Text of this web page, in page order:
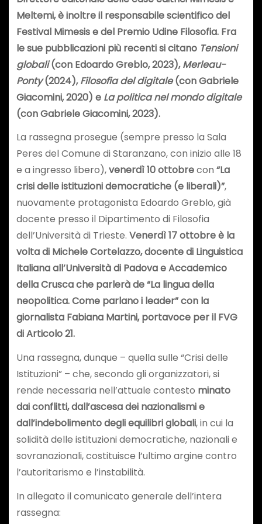
Meltemi, è inoltre il responsabile scientifico del
Festival Mimesis e del Premio Udine Filosofia. Fra
le sue pubblicazioni più recenti si citano Tensioni
globali(con Edoardo Greblo, 2023),Merleau-
Ponty(2024),Filosofia del digitale(con Gabriele
Giacomini, 2020) e La politica nel mondo digitale
(con Gabriele Giacomini, 2023).
La rassegna prosegue (sempre presso la Sala
Peres del Comune di Staranzano, con inizio alle 18
e a ingresso libero),venerdì 10 ottobrecon “La
crisi delle istituzioni democratiche (e liberali)”,
nuovamente protagonista Edoardo Greblo, già
docente presso il Dipartimento di Filosofia
dell’Università di Trieste. Venerdì 17 ottobre è la
volta di Michele Cortelazzo, docente di Linguistica
Italiana all’Università di Padova e Accademico
della Crusca che parlerà de “La lingua della
neopolitica. Come parlano i leader” con la
giornalista Fabiana Martini, portavoce per il FVG
di Articolo 21.
Una rassegna, dunque – quella sulle “Crisi delle
Istituzioni” – che, secondo gli organizzatori, si
rende necessaria nell’attuale contesto minato
dai conflitti, dall’ascesa dei nazionalismi e
dall’indebolimento degli equilibri globali, in cui la
solidità delle istituzioni democratiche, nazionali e
sovranazionali, costituisce l’ultimo argine contro
l’autoritarismo e l’instabilità.
In allegato il comunicato generale dell’intera
rassegna: